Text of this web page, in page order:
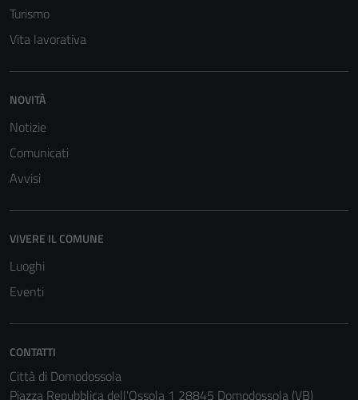
Turismo
Vita lavorativa
NOVITÀ
Notizie
Comunicati
Avvisi
VIVERE IL COMUNE
Luoghi
Eventi
CONTATTI
Città di Domodossola
Piazza Repubblica dell'Ossola 1 28845 Domodossola (VB)
sono necessari
disabilitati.
informazioni